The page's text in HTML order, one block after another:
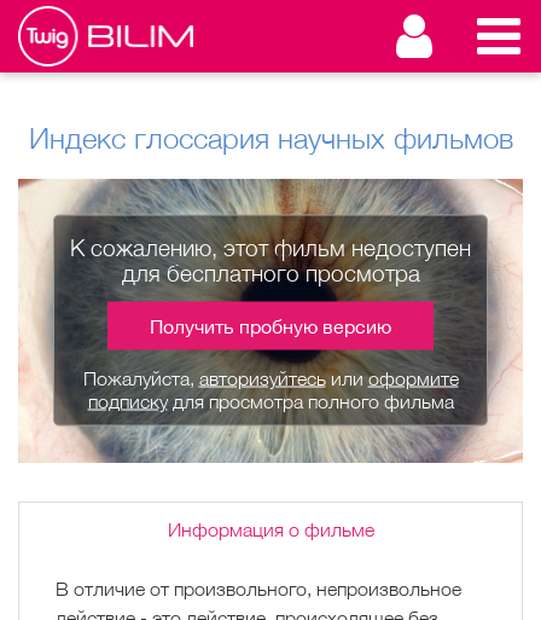
Индекс глоссария научных фильмов
К сожалению, этот фильм недоступен
для бесплатного просмотра
Получить пробную версию
Пожалуйста, авторизуйтесьилиоформите
подпискудля просмотра полного фильма
Информация о фильме
В отличие от произвольного, непроизвольное